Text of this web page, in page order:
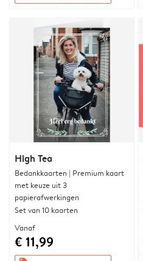
High Tea
Bedankkaarten | Premium kaart
met keuze uit 3
papierafwerkingen
Set van 10 kaarten
Vanaf
€ 11,99